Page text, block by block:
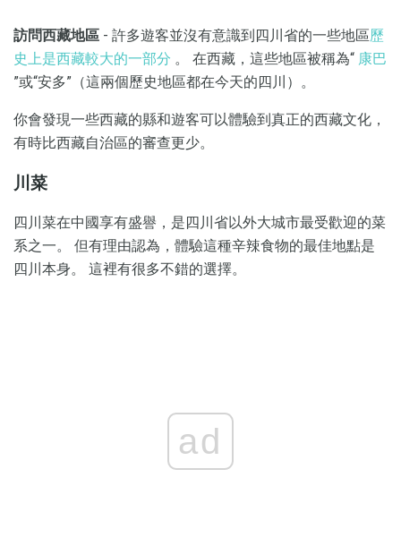
訪問西藏地區 - 許多遊客並沒有意識到四川省的一些地區歷
史上是西藏較大的一部分 。 在西藏，這些地區被稱為“ 康巴
”或“安多”（這兩個歷史地區都在今天的四川）。
你會發現一些西藏的縣和遊客可以體驗到真正的西藏文化，
有時比西藏自治區的審查更少。
川菜
四川菜在中國享有盛譽，是四川省以外大城市最受歡迎的菜
系之一。 但有理由認為，體驗這種辛辣食物的最佳地點是
四川本身。 這裡有很多不錯的選擇。
ad